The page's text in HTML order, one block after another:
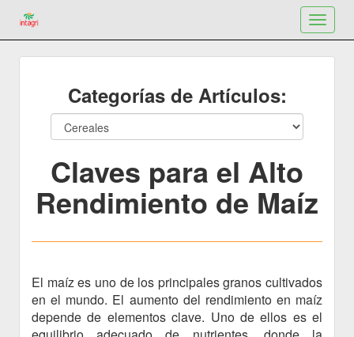
Toggle
Categorías de Artículos:
Claves para el Alto
Rendimiento de Maíz
El maíz es uno de los principales granos cultivados
en el mundo. El aumento del rendimiento en maíz
depende de elementos clave. Uno de ellos es el